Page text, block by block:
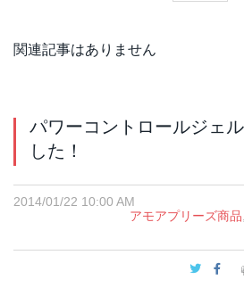
関連記事はありません
パワーコントロールジェ
した！
2014/01/22 10:00 AM
アモアプリーズ商品